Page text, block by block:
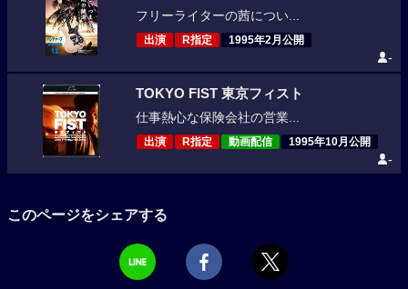
フリーライターの茜につい...
出演 R指定 1995年2月公開
-
TOKYO FIST 東京フィスト
仕事熱心な保険会社の営業...
出演 R指定 動画配信 1995年10月公開
-
このページをシェアする